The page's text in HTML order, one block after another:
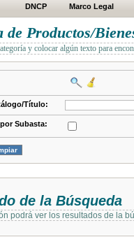
DNCP Marco Legal
de Productos/
y colocar algún texto para
Título:
Subasta:
de la Búsqueda
podrá ver los resultados de la